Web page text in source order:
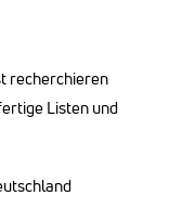
recherchieren
Listen und